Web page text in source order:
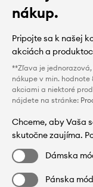
nákup.
Pripojte sa k našej
akciách a
**Zľava je
nákupe v min.
akciami a niektoré
nájdete na stránke:
Chceme, aby Vaša
skutočne zaujíma.
Dámska
Pánska